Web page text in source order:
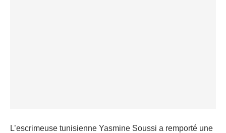
L’escrimeuse tunisienne Yasmine Soussi a remporté une